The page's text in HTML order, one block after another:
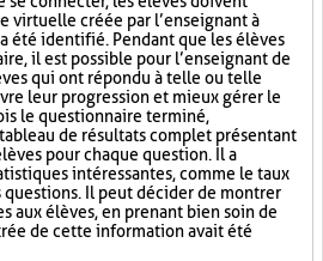
virtuelle créée par l’enseignant à
été identifié. Pendant que les élèves
il est possible pour l’enseignant de
qui ont répondu à telle ou telle
leur progression et mieux gérer le
le questionnaire terminé,
tableau de résultats complet présentant
pour chaque question. Il a
intéressantes, comme le taux
questions. Il peut décider de montrer
aux élèves, en prenant bien soin de
de cette information avait été